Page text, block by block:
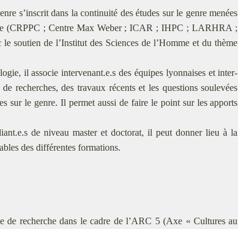
s’inscrit dans la continuité des études sur le genre menées
(CRPPC ; Centre Max Weber ; ICAR ; IHPC ; LARHRA ;
de l’Institut des Sciences de l’Homme et du thème
il associe intervenant.e.s des équipes lyonnaises et inter­
recherches, des travaux récents et les questions soulevées
sur le genre. Il permet aussi de faire le point sur les apports
de niveau master et doctorat, il peut donner lieu à la
des différentes formations.
de recherche dans le cadre de l’ARC 5 (Axe « Cultures au